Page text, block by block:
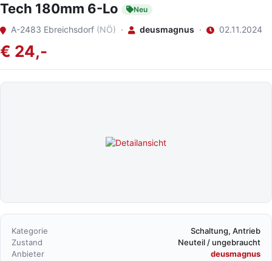
Tech 180mm 6-Lo
Neu
A-2483 Ebreichsdorf (NÖ) · deusmagnus · 02.11.2024
€ 24,-
Kategorie
Schaltung, Antrieb
Zustand
Neuteil / ungebraucht
Anbieter
deusmagnus